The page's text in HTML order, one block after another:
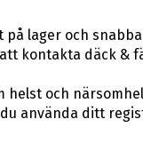
på lager och
kontakta däck &
och
använda ditt